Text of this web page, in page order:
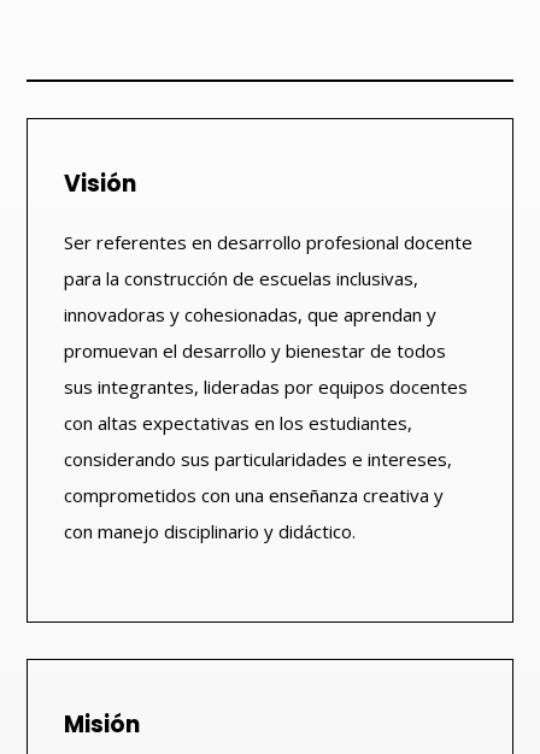
Visión
Ser referentes en desarrollo profesional docente
para la construcción de escuelas inclusivas,
innovadoras y cohesionadas, que aprendan y
promuevan el desarrollo y bienestar de todos
sus integrantes, lideradas por equipos docentes
con altas expectativas en los estudiantes,
considerando sus particularidades e intereses,
comprometidos con una enseñanza creativa y
con manejo disciplinario y didáctico.
Misión